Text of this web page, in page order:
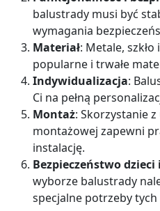
balustrady musi być
wymagania
Materiał: Metale,
popularne i trwałe
Indywidualizacja:
Ci na pełną
Montaż: Skorzystanie
montażowej zapewni
instalację.
Bezpieczeństwo dzieci
wyborze balustrady
specjalne potrzeby